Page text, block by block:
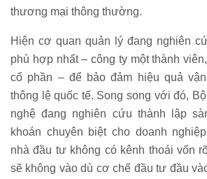
thương mại thông thường.
Hiện cơ quan quản lý đang nghiên
phù hợp nhất – công ty một thành
cổ phần – để bảo đảm hiệu quả
thông lệ quốc tế. Song song với đó,
nghệ đang nghiên cứu thành lập
khoán chuyên biệt cho doanh
nhà đầu tư không có kênh thoái vốn
sẽ không vào dù cơ chế đầu tư đầu